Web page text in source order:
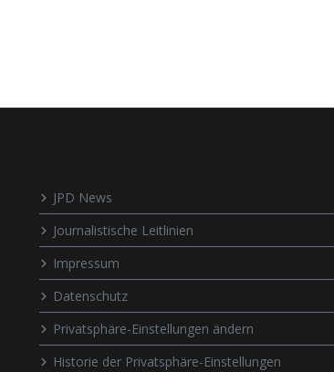
JPD News
Journalistische Leitlinien
Impressum
Datenschutz
Privatsphäre-Einstellungen ändern
Historie der Privatsphäre-Einstellungen